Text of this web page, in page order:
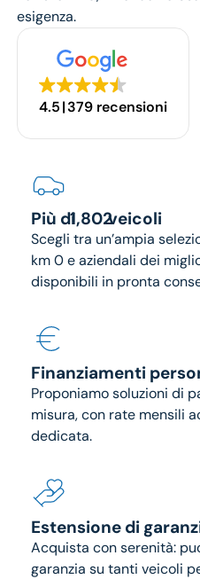
esigenza.
4.5 379 recensioni
Più di1802veicoli
Scegli tra un’ampia
km 0 e aziendali dei
disponibili in pronta
Finanziamenti
Proponiamo soluzioni di
misura, con rate mensili
dedicata.
Estensione di
Acquista con serenità:
garanzia su tanti veicoli